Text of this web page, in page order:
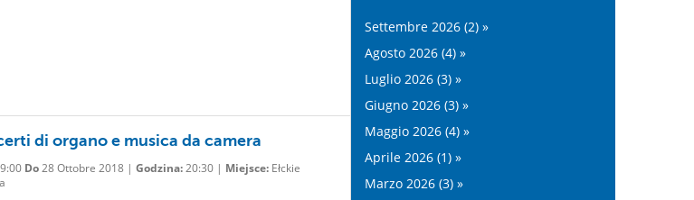
di organo e musica da camera
Do28 Ottobre 2018 | Godzina:20:30 | Miejsce:Ełckie
Settembre 2026 (2) »
Agosto 2026 (4) »
Luglio 2026 (3) »
Giugno 2026 (3) »
Maggio 2026 (4) »
Aprile 2026 (1) »
Marzo 2026 (3) »